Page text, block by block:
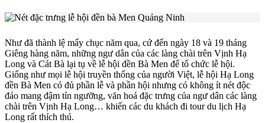
Như đã thành lệ mấy chục năm qua, cứ đến ngày 18 và 19 tháng
Giêng hàng năm, những ngư dân của các làng chài trên Vịnh Hạ
Long và Cát Bà lại tụ về lễ hội đền Bà Men để tổ chức lễ hội.
Giống như mọi lễ hội truyền thống của người Việt, lễ hội Hạ Long
đền Bà Men có đủ phần lễ và phần hội nhưng có không ít nét độc
đáo mang đậm tín ngưỡng, văn hoá đặc trưng của ngư dân các làng
chài trên Vịnh Hạ Long… khiến các du khách đi tour du lịch Hạ
Long rất thích thú.